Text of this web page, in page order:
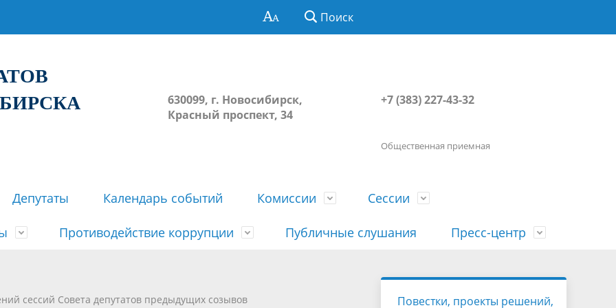
Поиск
630099, г. Новосибирск,
Красный проспект, 34
+7 (383) 227-43-32
Общественная приемная
История
Депутаты Календарь событий Комиссии Сессии
решений сессий Совета
недействующими решений Совета
Порядок посещения сессии
гражданами
Противодействие коррупции
Сведения о доходах, расходах, об
имуществе, обязательствах
Публичные слушания Пресс-центр
Наша "Прямая линия"
сессий Совета депутатов предыдущих созывов
Повестки, проекты решений,